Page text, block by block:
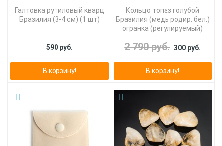
Галтовка рутиловый кварц
Бразилия (3-4 см) (1 шт)
590 руб.
В корзину!
Кольцо топаз голубой
Бразилия (медь родир. бел.)
огранка (регулируемый)
2 790 руб. 300 руб.
В корзину!